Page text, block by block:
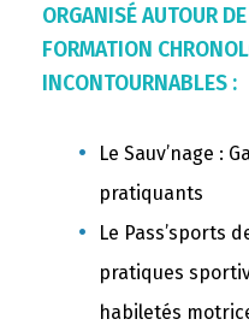
ORGANISÉ AUTOUR
FORMATION
INCONTOURNABLES :
Le Sauv’nage :
pratiquants
Le Pass’sports
pratiques
habiletés